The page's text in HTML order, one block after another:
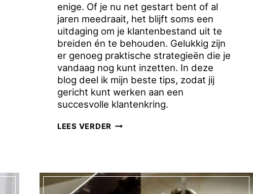
enige. Of je nu net gestart bent of al
jaren meedraait, het blijft soms een
uitdaging om je klantenbestand uit te
breiden én te behouden. Gelukkig zijn
er genoeg praktische strategieën die je
vandaag nog kunt inzetten. In deze
blog deel ik mijn beste tips, zodat jij
gericht kunt werken aan een
succesvolle klantenkring.
LEES VERDER ZO
DIENSTVERLENER